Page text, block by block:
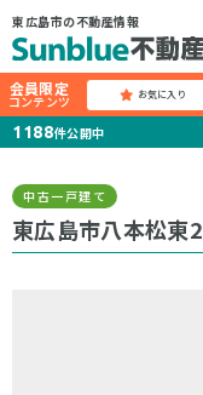
東広島市の不動産情報
会員限定
コンテンツ お気に入り
1188件公開中
中古一戸建て
東広島市八本松東2